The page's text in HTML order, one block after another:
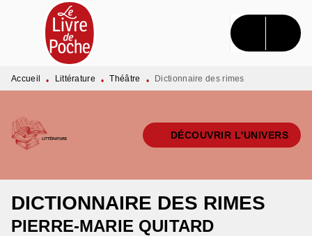
MENU RECHERCHE CONTENU
PIED DE PAGE
Accueil • Littérature • Théâtre • Dictionnaire des rimes
DÉCOUVRIR L'UNIVERS
DICTIONNAIRE DES RIMES
PIERRE-MARIE QUITARD